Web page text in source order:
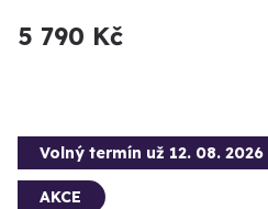
5 790 Kč
Volný termín už 12. 08. 2026
AKCE